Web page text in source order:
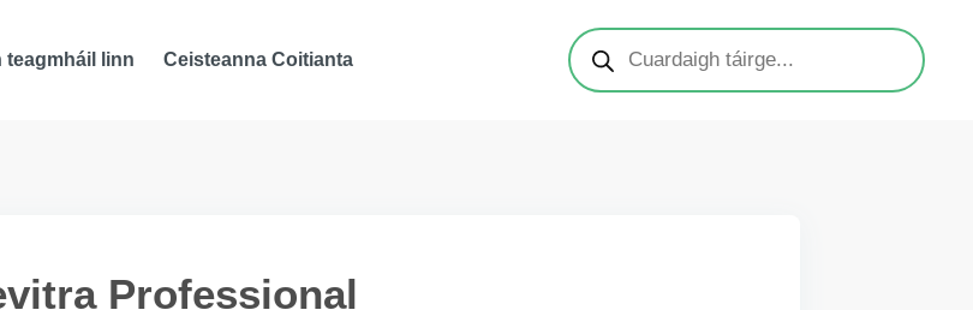
teagmháil linn Ceisteanna Coitianta
Professional